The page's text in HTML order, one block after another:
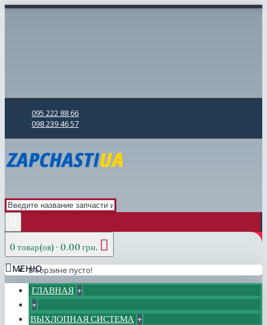
095 222 88 66
098 239 46 57
0 товар(ов) - 0.00 грн.
В корзине пусто!
МЕНЮ
ГЛАВНАЯ +
+
ВЫХЛОПНАЯ СИСТЕМА +